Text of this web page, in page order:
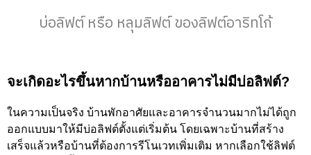
บ่อลิฟต์ หรือ หลุมลิฟต์ ของลิฟต์อาริทโก้
จะเกิดอะไรขึ้นหากบ้านหรืออาคารไม่มีบ่อลิฟต์?
ในความเป็นจริง บ้านพักอาศัยและอาคารจำนวนมากไม่ได้ถูก
ออกแบบมาให้มีบ่อลิฟต์ตั้งแต่เริ่มต้น โดยเฉพาะบ้านที่สร้าง
เสร็จแล้วหรือบ้านที่ต้องการรีโนเวทเพิ่มเติม หากเลือกใช้ลิฟต์